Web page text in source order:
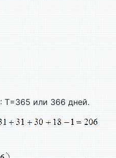
: Т=365 или 366 дней.